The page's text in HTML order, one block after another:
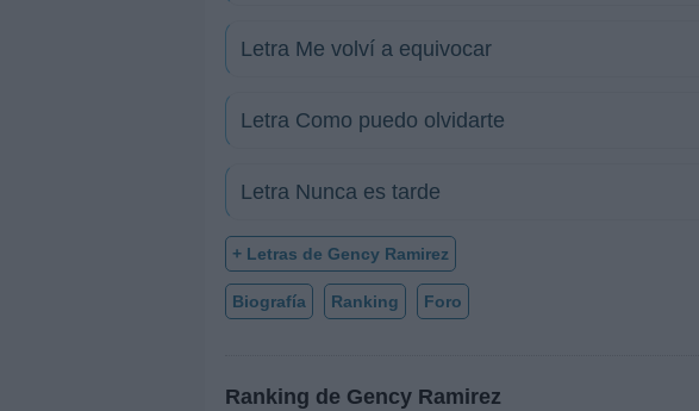
Letra Me volví a equivocar
Letra Como puedo olvidarte
Letra Nunca es tarde
+ Letras de Gency Ramirez
Biografía Ranking Foro
Ranking de Gency Ramirez